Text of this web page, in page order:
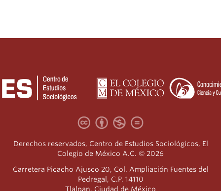
Derechos reservados, Centro de Estudios Sociológicos, El
Colegio de México A.C. © 2026
Carretera Picacho Ajusco 20, Col. Ampliación Fuentes del
Pedregal, C.P. 14110
Tlalpan, Ciudad de México